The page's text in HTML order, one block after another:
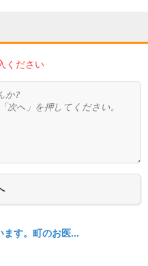
ください
ます。町のお医...